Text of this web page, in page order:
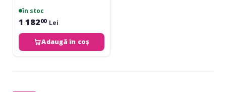
în stoc
1 18200 Lei
Adaugă în coș